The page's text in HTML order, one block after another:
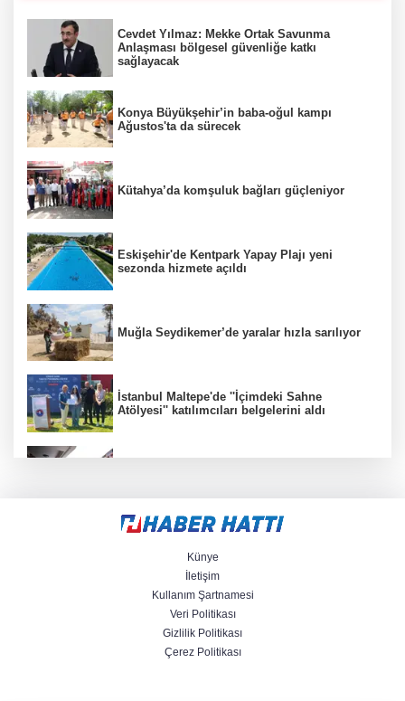
Cevdet Yılmaz: Mekke Ortak Savunma
Anlaşması bölgesel güvenliğe katkı
sağlayacak
Konya Büyükşehir’in baba-oğul kampı
Ağustos'ta da sürecek
Kütahya’da komşuluk bağları güçleniyor
Eskişehir'de Kentpark Yapay Plajı yeni
sezonda hizmete açıldı
Muğla Seydikemer’de yaralar hızla sarılıyor
İstanbul Maltepe'de ''İçimdeki Sahne
Atölyesi'' katılımcıları belgelerini aldı
Batman Sason Devlet'te çalışanların talepleri
Künye
İletişim
Kullanım Şartnamesi
Veri Politikası
Gizlilik Politikası
Çerez Politikası